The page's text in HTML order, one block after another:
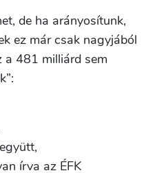
de ha arányosítunk,
ez már csak nagyjából
a 481 milliárd sem
írva az ÉFK